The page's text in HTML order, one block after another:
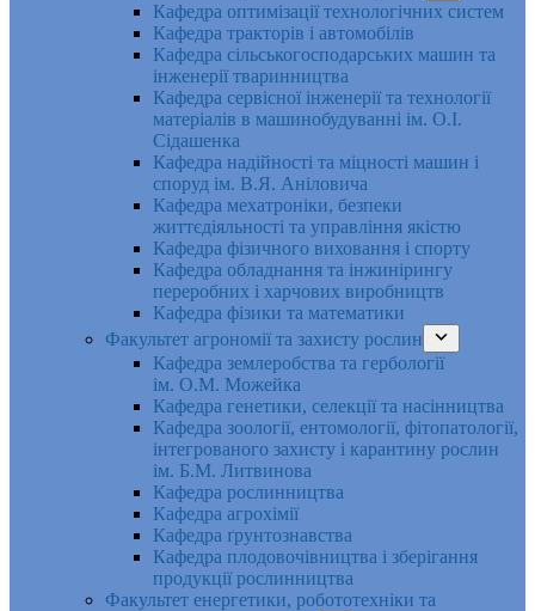
Кафедра оптимізації технологічних систем
Кафедра тракторів і автомобілів
Кафедра сільськогосподарських машин та
інженерії тваринництва
Кафедра cервісної інженерії та технології
матеріалів в машинобудуванні ім. О.І.
Сідашенка
Кафедра надійності та міцності машин і
споруд ім. В.Я. Аніловича
Кафедра мехатроніки, безпеки
життєдіяльності та управління якістю
Кафедра фізичного виховання і спорту
Кафедра обладнання та інжинірингу
переробних і харчових виробництв
Кафедра фізики та математики
Факультет агрономії та захисту рослин
Кафедра землеробства та гербології
ім. О.М. Можейка
Кафедра генетики, селекції та насінництва
Кафедра зоології, ентомології, фітопатології,
інтегрованого захисту і карантину рослин
ім. Б.М. Литвинова
Кафедра рослинництва
Кафедра агрохімії
Кафедра ґрунтознавства
Кафедра плодовочівництва і зберігання
продукції рослинництва
Факультет енергетики, робототехніки та